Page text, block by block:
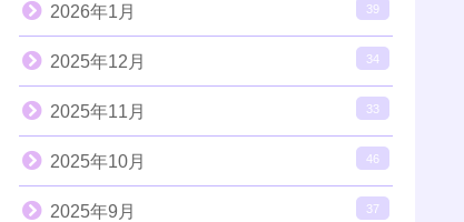
2026年1月 39
2025年12月 34
2025年11月 33
2025年10月 46
2025年9月 37